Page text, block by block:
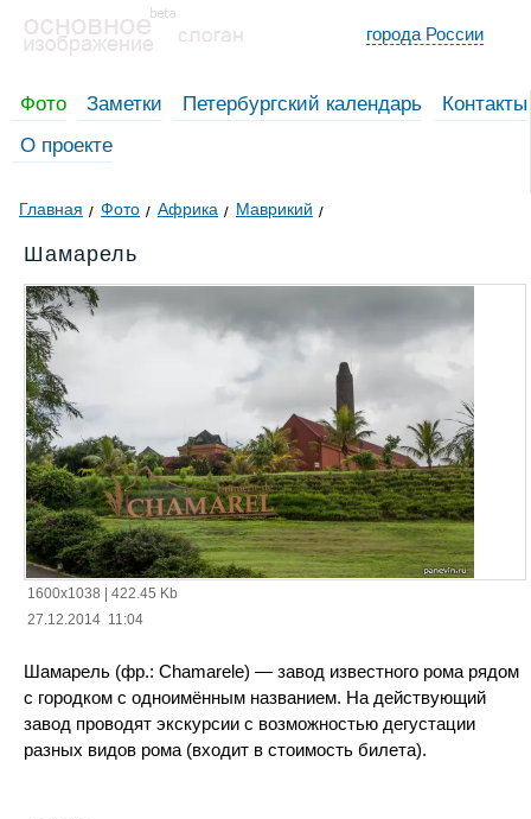
города России
Фото Заметки Петербургский календарь
Контакты
О проекте
Главная Фото Африка Маврикий
Шамарель
1600x1038
422.45 Kb
27.12.2014 11:04
Шамарель (фр.: Chamarele) — завод известного рома рядом
с городком с одноимённым названием. На действующий
завод проводят экскурсии с возможностью дегустации
разных видов рома (входит в стоимость билета).